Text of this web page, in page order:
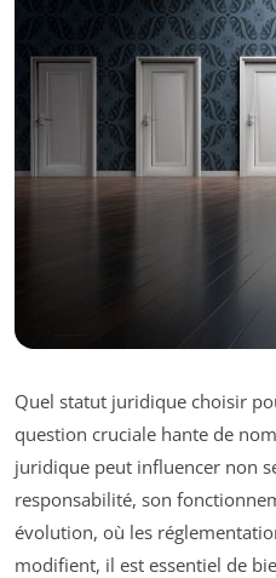
Quel statut juridique choisir
question cruciale hante de
juridique peut influencer non
responsabilité, son
évolution, où les
modifient, il est essentiel de